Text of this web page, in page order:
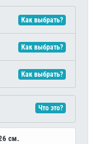
Как выбрать?
Как выбрать?
Как выбрать?
Что это?
см.